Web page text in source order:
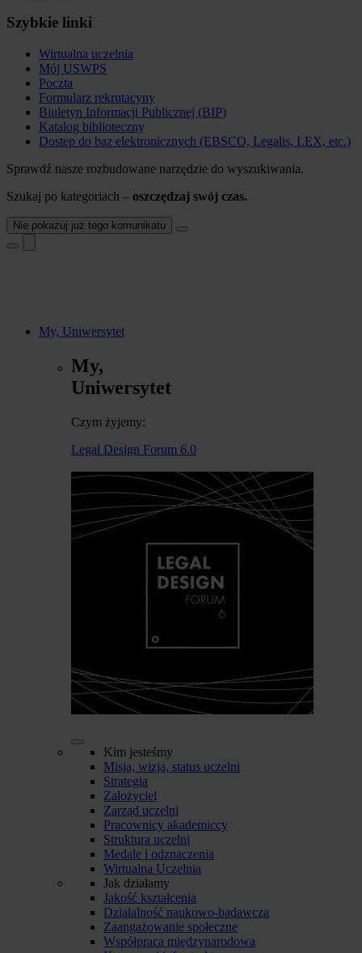
Szybkie linki
Wirtualna uczelnia
Mój USWPS
Poczta
Formularz rekrutacyny
Biuletyn Informacji Publicznej (BIP)
Katalog biblioteczny
Dostęp do baz elektronicznych (EBSCO, Legalis, LEX, etc.)
Sprawdź nasze rozbudowane narzędzie do wyszukiwania.
Szukaj po kategoriach – oszczędzaj swój czas.
Nie pokazuj już tego komunikatu
My, Uniwersytet
My,
Uniwersytet
Czym żyjemy:
Legal Design Forum 6.0
Kim jesteśmy
Misja, wizja, status uczelni
Strategia
Założyciel
Zarząd uczelni
Pracownicy akademiccy
Struktura uczelni
Medale i odznaczenia
Wirtualna Uczelnia
Jak działamy
Jakość kształcenia
Działalność naukowo-badawcza
Zaangażowanie społeczne
Współpraca międzynarodowa